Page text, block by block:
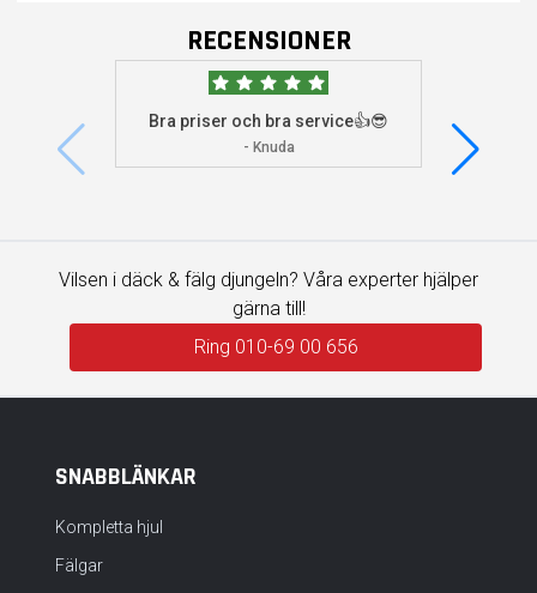
RECENSIONER
Bra priser och bra service👍😎
- Knuda
Vilsen i däck & fälg djungeln? Våra experter hjälper
gärna till!
Ring 010-69 00 656
SNABBLÄNKAR
Kompletta hjul
Fälgar